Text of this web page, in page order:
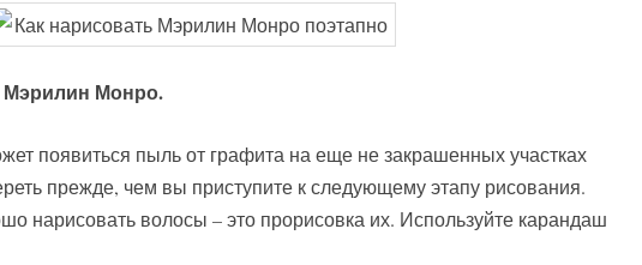
Мэрилин Монро.
появиться пыль от графита на еще не закрашенных участках
прежде, чем вы приступите к следующему этапу рисования.
нарисовать волосы – это прорисовка их. Используйте карандаш